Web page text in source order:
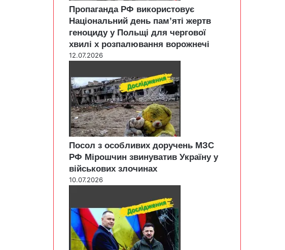
Пропаганда РФ використовує
Національний день пам’яті жертв
геноциду у Польщі для чергової
хвилі х розпалювання ворожнечі
12.07.2026
Посол з особливих доручень МЗС
РФ Мірошчин звинуватив Україну у
військових злочинах
10.07.2026